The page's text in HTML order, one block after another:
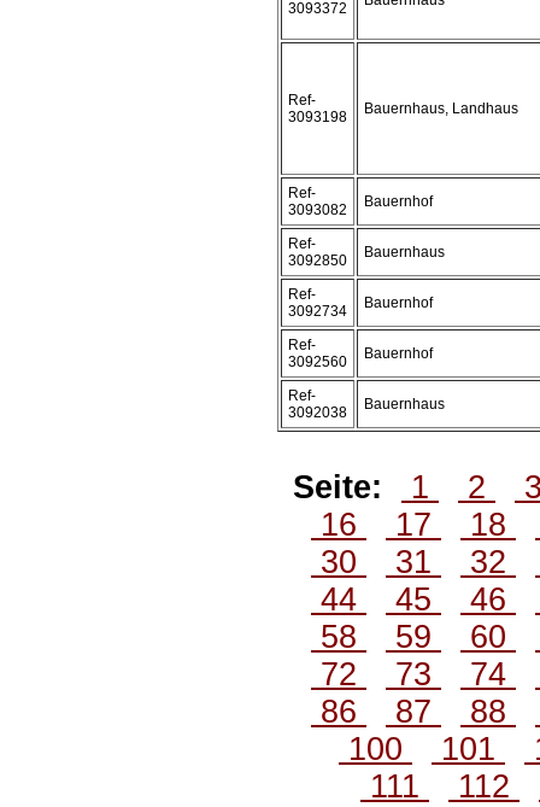
3093372
Ref-
3093198
Bauernhaus, Landhaus
Ref-
3093082
Bauernhof
Ref-
3092850
Bauernhaus
Ref-
3092734
Bauernhof
Ref-
3092560
Bauernhof
Ref-
3092038
Bauernhaus
Seite: 1 2
16
17 18
30
31 32
44
45 46
58
59 60
72
73 74
86
87 88
100
101
111
112